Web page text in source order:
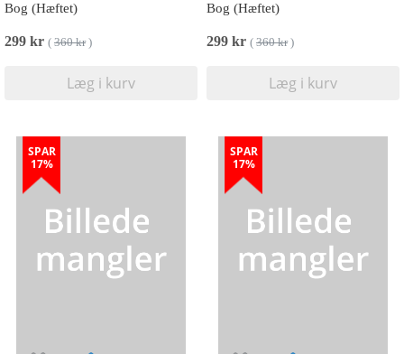
Bog (Hæftet)
299 kr ( 360 kr)
Læg i kurv
Bog (Hæftet)
299 kr ( 360 kr)
Læg i kurv
SPAR
17%
SPAR
17%